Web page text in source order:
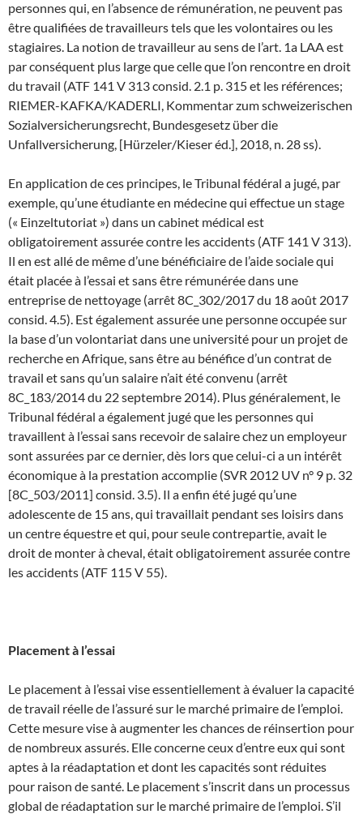
personnes qui, en l’absence de rémunération, ne peuvent pas
être qualifiées de travailleurs tels que les volontaires ou les
stagiaires. La notion de travailleur au sens de l’art. 1a LAA est
par conséquent plus large que celle que l’on rencontre en droit
du travail (ATF 141 V 313 consid. 2.1 p. 315 et les références;
RIEMER-KAFKA/KADERLI, Kommentar zum schweizerischen
Sozialversicherungsrecht, Bundesgesetz über die
Unfallversicherung, [Hürzeler/Kieser éd.], 2018, n. 28 ss).
En application de ces principes, le Tribunal fédéral a jugé, par
exemple, qu’une étudiante en médecine qui effectue un stage
(« Einzeltutoriat ») dans un cabinet médical est
obligatoirement assurée contre les accidents (ATF 141 V 313).
Il en est allé de même d’une bénéficiaire de l’aide sociale qui
était placée à l’essai et sans être rémunérée dans une
entreprise de nettoyage (arrêt 8C_302/2017 du 18 août 2017
consid. 4.5). Est également assurée une personne occupée sur
la base d’un volontariat dans une université pour un projet de
recherche en Afrique, sans être au bénéfice d’un contrat de
travail et sans qu’un salaire n’ait été convenu (arrêt
8C_183/2014 du 22 septembre 2014). Plus généralement, le
Tribunal fédéral a également jugé que les personnes qui
travaillent à l’essai sans recevoir de salaire chez un employeur
sont assurées par ce dernier, dès lors que celui-ci a un intérêt
économique à la prestation accomplie (SVR 2012 UV n° 9 p. 32
[8C_503/2011] consid. 3.5). Il a enfin été jugé qu’une
adolescente de 15 ans, qui travaillait pendant ses loisirs dans
un centre équestre et qui, pour seule contrepartie, avait le
droit de monter à cheval, était obligatoirement assurée contre
les accidents (ATF 115 V 55).
Placement à l’essai
Le placement à l’essai vise essentiellement à évaluer la capacité
de travail réelle de l’assuré sur le marché primaire de l’emploi.
Cette mesure vise à augmenter les chances de réinsertion pour
de nombreux assurés. Elle concerne ceux d’entre eux qui sont
aptes à la réadaptation et dont les capacités sont réduites
pour raison de santé. Le placement s’inscrit dans un processus
global de réadaptation sur le marché primaire de l’emploi. S’il